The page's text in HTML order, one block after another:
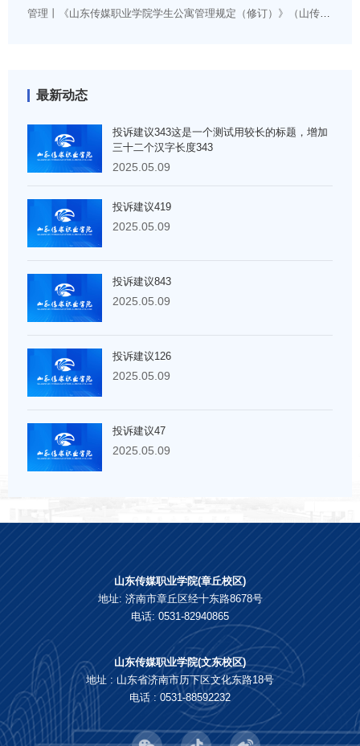
最新动态
投诉建议343这是一个测试用较长的标题，增加
三十二个汉字长度343
2025.05.09
投诉建议419
2025.05.09
投诉建议843
2025.05.09
投诉建议126
2025.05.09
投诉建议47
2025.05.09
山东传媒职业学院(章丘校区)
地址: 济南市章丘区经十东路8678号
电话: 0531-82940865
山东传媒职业学院(文东校区)
地址 : 山东省济南市历下区文化东路18号
电话 : 0531-88592232